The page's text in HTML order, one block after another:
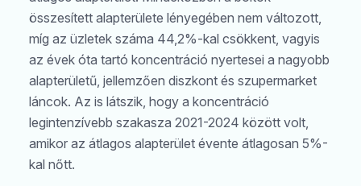
összesített alapterülete lényegében nem változott,
míg az üzletek száma 44,2%-kal csökkent, vagyis
az évek óta tartó koncentráció nyertesei a nagyobb
alapterületű, jellemzően diszkont és szupermarket
láncok. Az is látszik, hogy a koncentráció
legintenzívebb szakasza 2021-2024 között volt,
amikor az átlagos alapterület évente átlagosan 5%-
kal nőtt.